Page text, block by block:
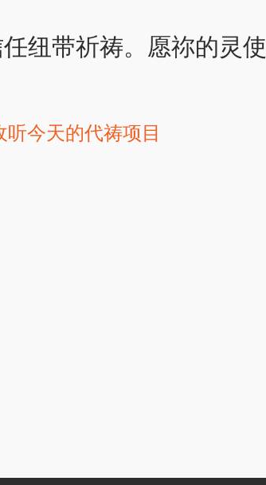
纽带祈祷。愿祢的灵
听今天的代祷项目